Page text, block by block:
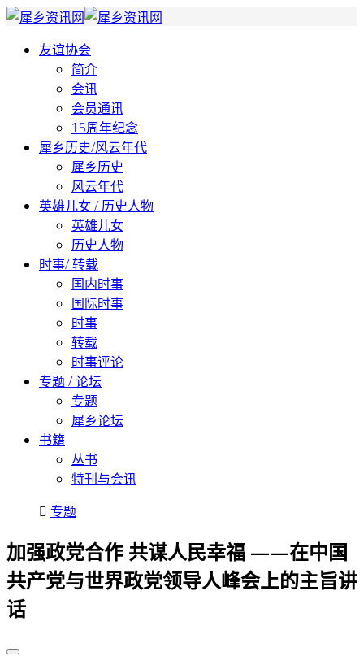
友谊协会
简介
会讯
会员通讯
15周年纪念
犀乡历史/风云年代
犀乡历史
风云年代
英雄儿女 / 历史人物
英雄儿女
历史人物
时事/ 转载
国内时事
国际时事
时事
转载
时事评论
专题 / 论坛
专题
犀乡论坛
书籍
丛书
特刊与会讯
专题
加强政党合作 共谋人民幸福 ——在中国
共产党与世界政党领导人峰会上的主旨讲
话